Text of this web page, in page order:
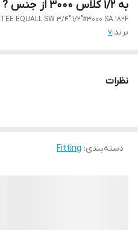
به 1/2 کلاس 3000 از جنس ? SA182F/
TEE EQUALL SW 3/4" 1/2"#3000 SA 182F ؟
برند:v
نظرات
دسته‌بندی:
Fitting